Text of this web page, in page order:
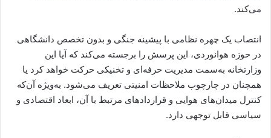
می‌کند.
انتصاب یک چهره نظامی با پیشینه جنگی و بدون تخصص دانشگاهی
در حوزه هوانوردی، این پرسش را برجسته می‌کند که آیا این
وزارتخانه به‌سمت مدیریت حرفه‌ای و تخنیکی حرکت خواهد کرد یا
همچنان در چارچوب ملاحظات امنیتی تعریف می‌شود. به‌ویژه آن‌که
کنترل میدان‌های هوایی و قراردادهای مرتبط با آن، ابعاد اقتصادی و
سیاسی قابل توجهی دارد.